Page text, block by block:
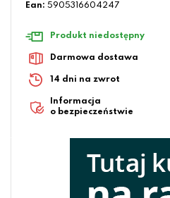
Ean: 5905316604247
Produkt niedostępny
Darmowa dostawa
14 dni na zwrot
Informacja
o bezpieczeństwie